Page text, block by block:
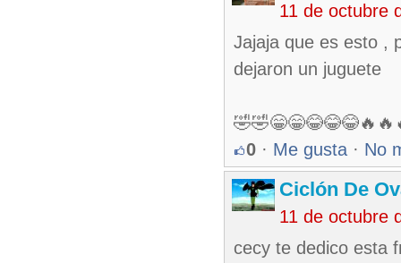
11 de octubre
Jajaja que es esto ,
dejaron un juguete
0 · Me gusta · No
Ciclón De
11 de octubre
cecy te dedico esta